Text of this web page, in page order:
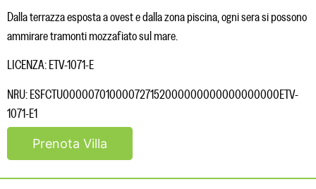
Dalla terrazza esposta a ovest e dalla zona piscina, ogni sera si possono
ammirare tramonti mozzafiato sul mare.
LICENZA: ETV-1071-E
NRU: ESFCTU000007010000727152000000000000000000ETV-
1071-E1
Prenota Villa